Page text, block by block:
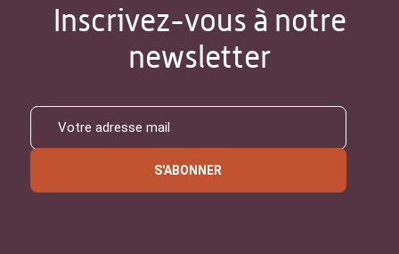
Inscrivez-vous à notre
newsletter
S'ABONNER